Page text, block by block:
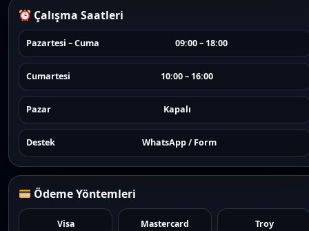
Çalışma Saatleri
Pazartesi – Cuma 09:00 – 18:00
Cumartesi 10:00 – 16:00
Pazar Kapalı
Destek WhatsApp / Form
Ödeme Yöntemleri
Visa Mastercard Troy